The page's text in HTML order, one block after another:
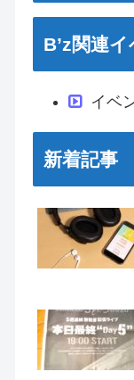
B’z関連イ
イベ
新着記事